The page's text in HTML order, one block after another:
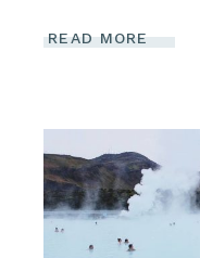
READ MORE